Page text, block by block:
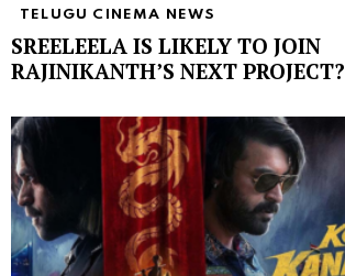
TELUGU CINEMA NEWS
SREELEELA IS LIKELY TO JOIN
RAJINIKANTH’S NEXT PROJECT?